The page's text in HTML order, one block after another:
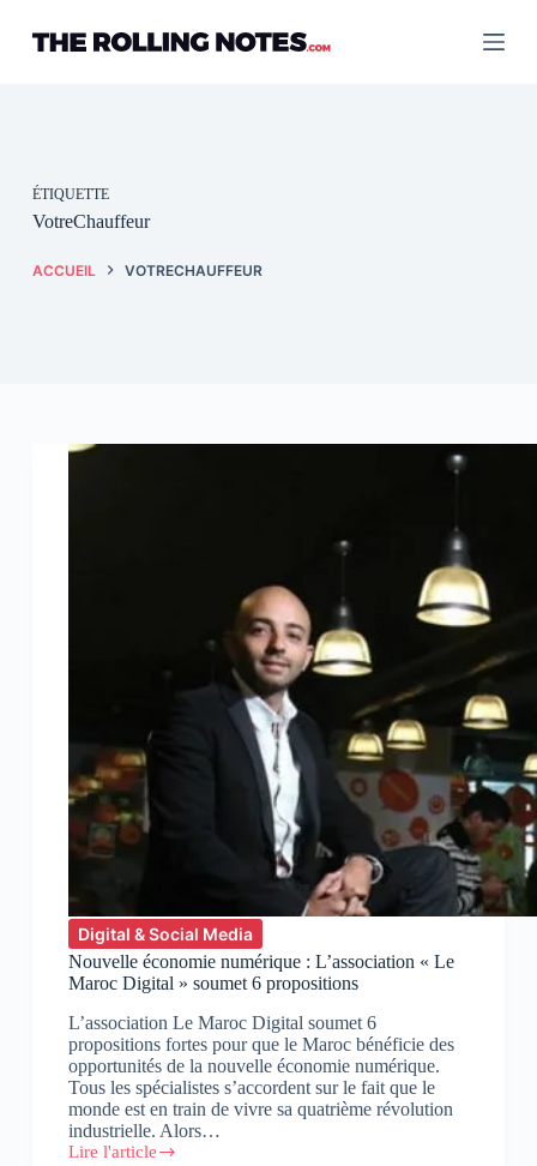
contenu
ÉTIQUETTE
VotreChauffeur
ACCUEIL VOTRECHAUFFEUR
Digital & Social Media
Nouvelle économie numérique : L’association « Le
Maroc Digital » soumet 6 propositions
L’association Le Maroc Digital soumet 6
propositions fortes pour que le Maroc bénéficie des
opportunités de la nouvelle économie numérique.
Tous les spécialistes s’accordent sur le fait que le
monde est en train de vivre sa quatrième révolution
industrielle. Alors…
Lire l'article
Nouvelle